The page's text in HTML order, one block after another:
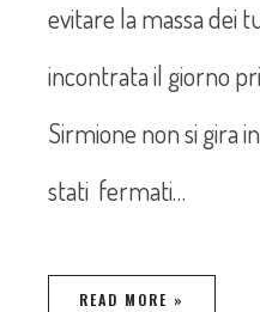
evitare la massa dei
incontrata il giorno
Sirmione non si gira
stati fermati…
READ MORE »